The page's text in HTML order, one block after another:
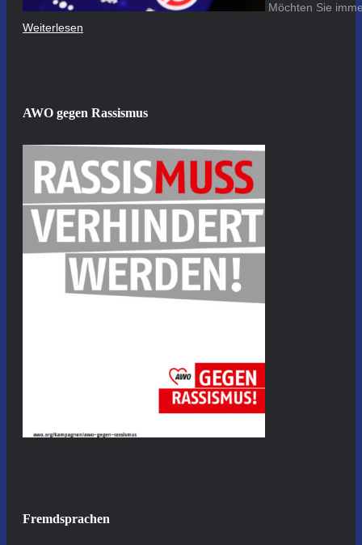
Möchten Sie
Weiterlesen
AWO gegen Rassismus
Fremdsprachen